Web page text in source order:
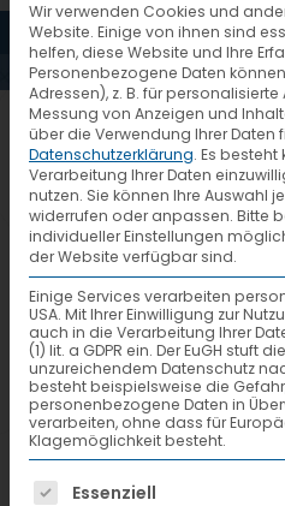
MENÜ
Neupartner-
Nürnberg-EN
Neupartner-
Nürnberg-EN
Wir verwenden Cookies und
Website. Einige von ihnen sind
helfen, diese Website und Ihre
Personenbezogene Daten
Adressen), z. B. für
Messung von Anzeigen und
über die Verwendung Ihrer Daten
Datenschutzerklärung. Es besteht
Verarbeitung Ihrer Daten
nutzen. Sie können Ihre Auswahl
widerrufen oder anpassen. Bitte
individueller Einstellungen
der Website verfügbar sind.
Einige Services verarbeiten
USA. Mit Ihrer Einwilligung zur
auch in die Verarbeitung Ihrer
(1) lit. a GDPR ein. Der EuGH stuft
unzureichendem Datenschutz
besteht beispielsweise die
personenbezogene Daten in
verarbeiten, ohne dass für
Klagemöglichkeit besteht.
Es folgt eine Liste
Essenziell